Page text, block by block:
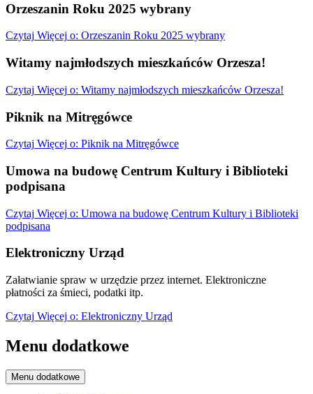
Orzeszanin Roku 2025 wybrany
Czytaj Więcej o: Orzeszanin Roku 2025 wybrany
Witamy najmłodszych mieszkańców Orzesza!
Czytaj Więcej o: Witamy najmłodszych mieszkańców Orzesza!
Piknik na Mitręgówce
Czytaj Więcej o: Piknik na Mitręgówce
Umowa na budowę Centrum Kultury i Biblioteki
podpisana
Czytaj Więcej o: Umowa na budowę Centrum Kultury i Biblioteki
podpisana
Elektroniczny Urząd
Załatwianie spraw w urzędzie przez internet. Elektroniczne
płatności za śmieci, podatki itp.
Czytaj Więcej o: Elektroniczny Urząd
Menu dodatkowe
Menu dodatkowe